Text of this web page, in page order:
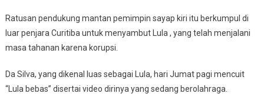
Ratusan pendukung mantan pemimpin sayap kiri itu berkumpul di
luar penjara Curitiba untuk menyambut Lula , yang telah menjalani
masa tahanan karena korupsi.
Da Silva, yang dikenal luas sebagai Lula, hari Jumat pagi mencuit
“Lula bebas” disertai video dirinya yang sedang berolahraga.